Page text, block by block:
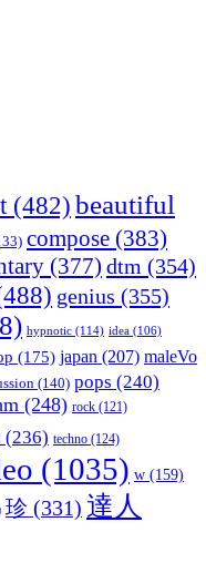
(482) beautiful
compose (383)
(377) dtm (354)
genius (355)
hypnotic (114) idea (106)
(175) japan (207) maleVo
(140) pops (240)
(248) rock (121)
(236) techno (124)
(1035) w (159)
珍 (331) 達人